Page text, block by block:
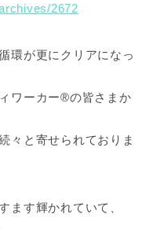
2672
環が更にクリアになっ
ワーカー®の皆さまか
々と寄せられておりま
ます輝かれていて、